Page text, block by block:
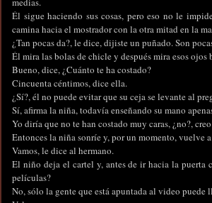
Él sigue haciendo sus cosas, pero eso no le
camina hacia el mostrador con la otra mitad en la
¿Tan pocas da?, le dice, dijiste un puñado. Son
Él mira las bolas de chicle y después mira esos
Bueno, dice, ¿Cuánto te ha costado?
Cincuenta céntimos, dice ella.
¿Sí?, él no puede evitar que su ceja se levante al
Sí, afirma la niña, todavía enseñando su mano
Yo diría que no te han costado muy caras, ¿no?,
Entonces la niña sonríe y, por un momento, vuelve
Vamos, le dice al hermano.
El niño deja el cartel y, antes de ir hacia la puerta
películas?
No, sólo la gente que está apuntada al video puede